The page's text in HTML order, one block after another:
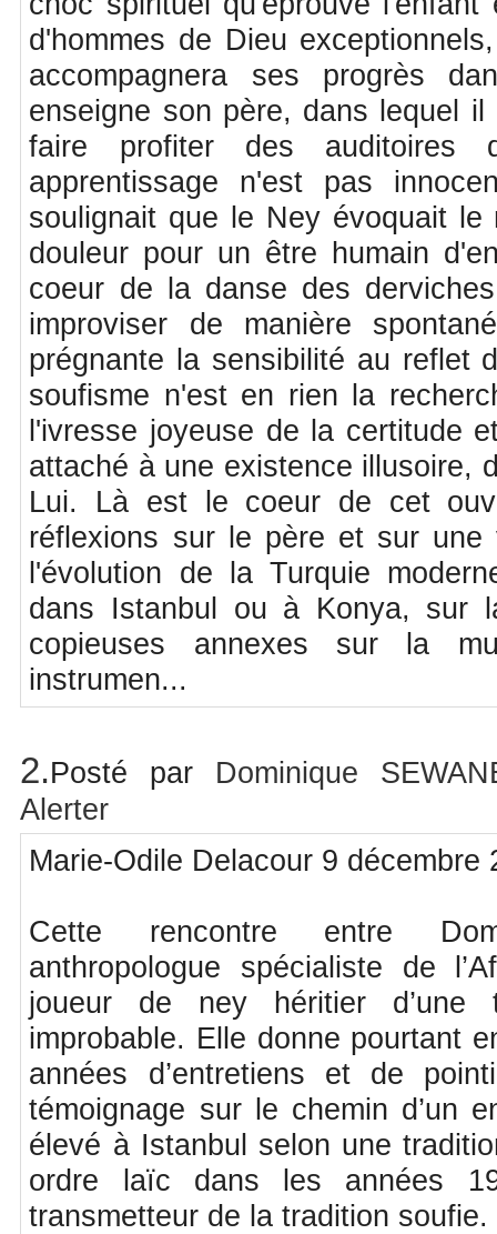
d'hommes de Dieu
accompagnera ses progrès
enseigne son père, dans lequel
faire profiter des auditoires
apprentissage n'est pas
soulignait que le Ney évoquait
douleur pour un être humain
coeur de la danse des
improviser de manière
prégnante la sensibilité au reflet
soufisme n'est en rien la
l'ivresse joyeuse de la certitude
attaché à une existence illusoire,
Lui. Là est le coeur de cet
réflexions sur le père et sur
l'évolution de la Turquie
dans Istanbul ou à Konya, sur
copieuses annexes sur la
instrumen...
2.Posté par Dominique
Alerter
Marie-Odile Delacour 9 décembre
Cette rencontre entre
anthropologue spécialiste de
joueur de ney héritier d’une
improbable. Elle donne pourtant
années d’entretiens et de
témoignage sur le chemin d’un
élevé à Istanbul selon une
ordre laïc dans les années
transmetteur de la tradition soufie.